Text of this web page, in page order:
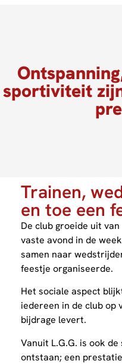
sportiviteit
Trainen,
en toe een
De club groeide uit
vaste avond in de
samen naar
feestje organiseerde.
Het sociale aspect
iedereen in de club op
bijdrage levert.
Vanuit L.G.G. is ook de
ontstaan; een